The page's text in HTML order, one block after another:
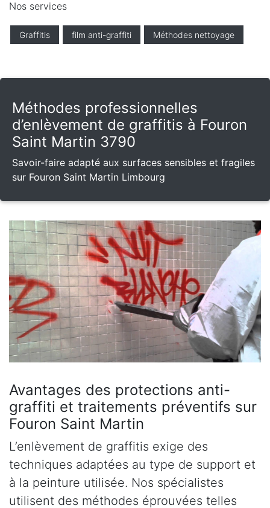
Nos services
Graffitis film anti-graffiti Méthodes nettoyage
Méthodes professionnelles
d’enlèvement de graffitis à Fouron
Saint Martin 3790
Savoir-faire adapté aux surfaces sensibles et fragiles
sur Fouron Saint Martin Limbourg
Avantages des protections anti-
graffiti et traitements préventifs sur
Fouron Saint Martin
L’enlèvement de graffitis exige des
techniques adaptées au type de support et
à la peinture utilisée. Nos spécialistes
utilisent des méthodes éprouvées telles